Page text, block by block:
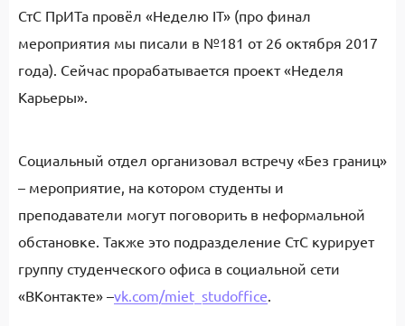
СтС ПрИТа провёл «Неделю IT» (про финал
мероприятия мы писали в №181 от 26 октября 2017
года). Сейчас прорабатывается проект «Неделя
Карьеры».
Социальный отдел организовал встречу «Без границ»
– мероприятие, на котором студенты и
преподаватели могут поговорить в неформальной
обстановке. Также это подразделение СтС курирует
группу студенческого офиса в социальной сети
«ВКонтакте» –vk.com/miet_studoffice.